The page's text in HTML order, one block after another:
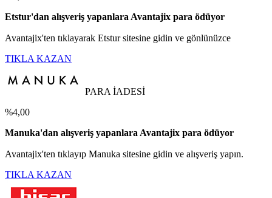
Etstur'dan alışveriş yapanlara Avantajix para ödüyor
Avantajix'ten tıklayarak Etstur sitesine gidin ve gönlünüzce
TIKLA KAZAN
PARA İADESİ
%4,00
Manuka'dan alışveriş yapanlara Avantajix para ödüyor
Avantajix'ten tıklayıp Manuka sitesine gidin ve alışveriş yapın.
TIKLA KAZAN